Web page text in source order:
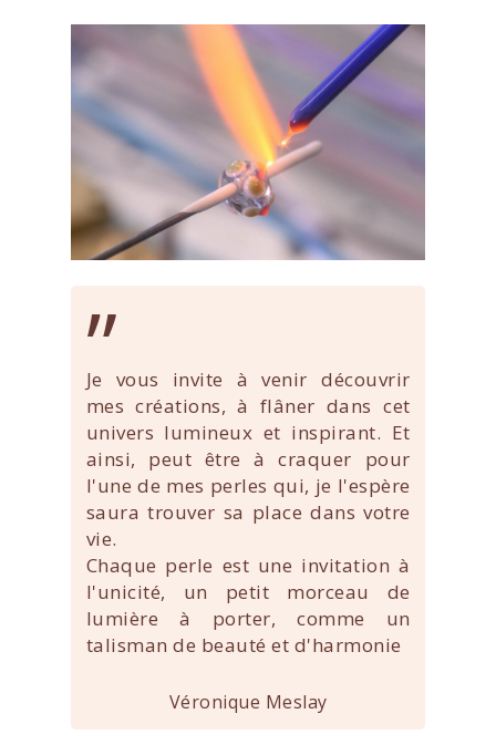
”
Je vous invite à venir découvrir
mes créations, à flâner dans cet
univers lumineux et inspirant. Et
ainsi, peut être à craquer pour
l'une de mes perles qui, je l'espère
saura trouver sa place dans votre
vie.
Chaque perle est une invitation à
l'unicité, un petit morceau de
lumière à porter, comme un
talisman de beauté et d'harmonie
Véronique Meslay